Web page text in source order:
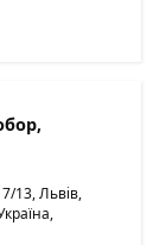
13, Львів,